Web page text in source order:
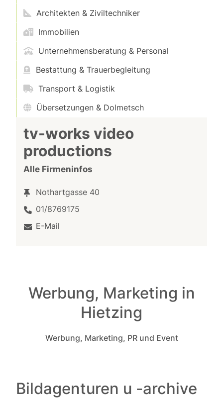
Architekten & Ziviltechniker
Immobilien
Unternehmensberatung & Personal
Bestattung & Trauerbegleitung
Transport & Logistik
Übersetzungen & Dolmetsch
tv-works video
productions
Alle Firmeninfos
Nothartgasse 40
01/8769175
E-Mail
Werbung, Marketing in
Hietzing
Werbung, Marketing, PR und Event
Bildagenturen u -archive